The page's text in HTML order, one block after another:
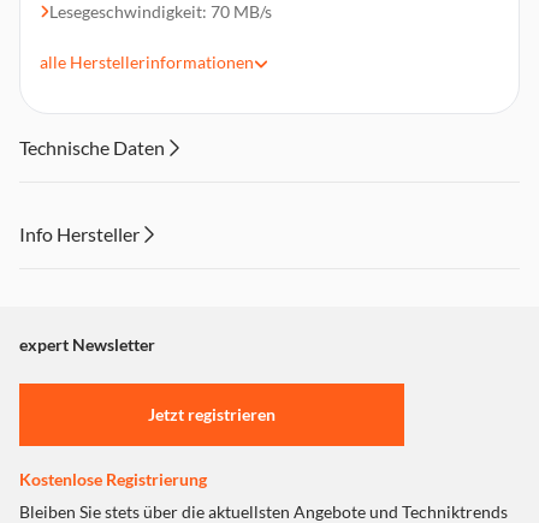
Lesegeschwindigkeit: 70 MB/s
Farbe: Anthrazit
alle Herstellerinformationen
Technische Daten
Info Hersteller
"Marketing".
Einstellungen anpassen
expert Newsletter
Jetzt registrieren
Kostenlose Registrierung
Bleiben Sie stets über die aktuellsten Angebote und Techniktrends